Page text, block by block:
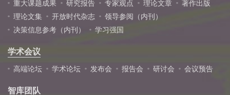
重大课题成果 研究报告 专家观点 理论文章
著作出版
理论文集
开放时代杂志
领导参阅（内刊）
决策信息参考（内刊）
学习强国
学术会议
高端论坛 学术论坛 发布会 报告会 研讨会 会议预告
智库团队